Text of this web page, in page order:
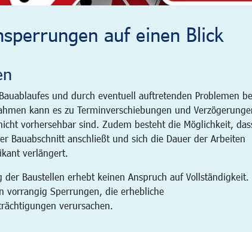
auf einen Blick
und durch eventuell auftretenden Problemen
kann es zu Terminverschiebungen und
vorhersehbar sind. Zudem besteht die Möglichkeit,
Bauabschnitt anschließt und sich die Dauer der Arbeiten
verlängert.
der Baustellen erhebt keinen Anspruch auf Vollständigkeit.
vorrangig Sperrungen, die erhebliche
verursachen.